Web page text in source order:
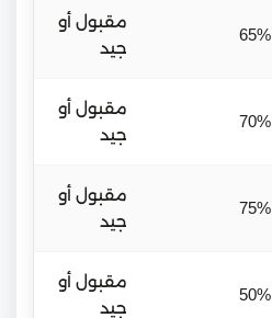
65%
مقبول أو
جيد
70%
مقبول أو
جيد
75%
مقبول أو
جيد
50%
مقبول أو
جيد